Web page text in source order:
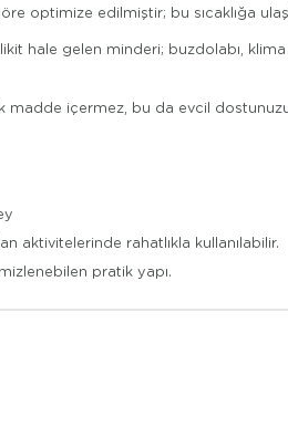
optimize edilmiştir; bu sıcaklığa
hale gelen minderi; buzdolabı,
içermez, bu da evcil
aktivitelerinde rahatlıkla kullanılabilir.
pratik yapı.